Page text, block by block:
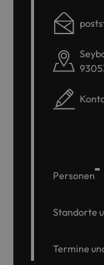
Personen
Standorte
Termine